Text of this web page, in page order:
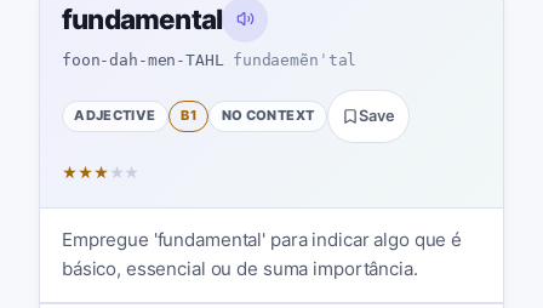
fundamental
foon-dah-men-TAHL fundaemẽnˈtal
ADJECTIVE B1 NO CONTEXT Save
★★★ ★ ★
Empregue 'fundamental' para indicar algo que é
básico, essencial ou de suma importância.